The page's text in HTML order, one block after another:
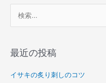
象
最近の投稿
イサキの炙り刺しのコツ